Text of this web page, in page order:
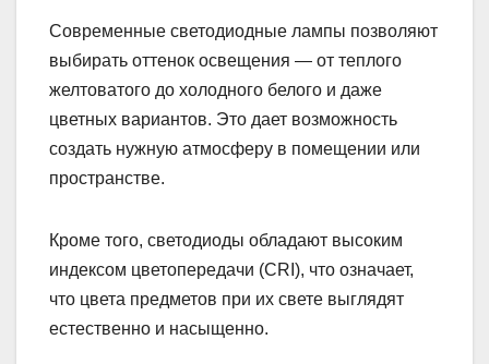
Современные светодиодные лампы позволяют
выбирать оттенок освещения — от теплого
желтоватого до холодного белого и даже
цветных вариантов. Это дает возможность
создать нужную атмосферу в помещении или
пространстве.
Кроме того, светодиоды обладают высоким
индексом цветопередачи (CRI), что означает,
что цвета предметов при их свете выглядят
естественно и насыщенно.